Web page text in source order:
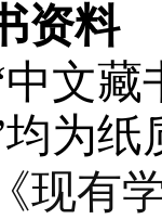
资料
文藏
为纸
现有